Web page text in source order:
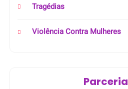
Tragédias
Violência Contra Mulheres
Parceria